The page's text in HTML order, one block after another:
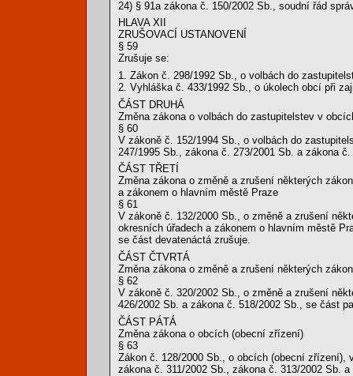
24) § 91a zákona č. 150/2002 Sb., soudní řád
HLAVA XII
ZRUŠOVACÍ USTANOVENÍ
§ 59
Zrušuje se:
1. Zákon č. 298/1992 Sb., o volbách do
2. Vyhláška č. 433/1992 Sb., o úkolech obcí při
ČÁST DRUHÁ
Změna zákona o volbách do zastupitelstev v
§ 60
V zákoně č. 152/1994 Sb., o volbách do
247/1995 Sb., zákona č. 273/2001 Sb. a zákona
ČÁST TŘETÍ
Změna zákona o změně a zrušení některých
a zákonem o hlavním městě Praze
§ 61
V zákoně č. 132/2000 Sb., o změně a zrušení
okresních úřadech a zákonem o hlavním městě
se část devatenáctá zrušuje.
ČÁST ČTVRTÁ
Změna zákona o změně a zrušení některých
§ 62
V zákoně č. 320/2002 Sb., o změně a zrušení
426/2002 Sb. a zákona č. 518/2002 Sb., se část
ČÁST PÁTÁ
Změna zákona o obcích (obecní zřízení)
§ 63
Zákon č. 128/2000 Sb., o obcích (obecní zřízení),
zákona č. 311/2002 Sb., zákona č. 313/2002 Sb.